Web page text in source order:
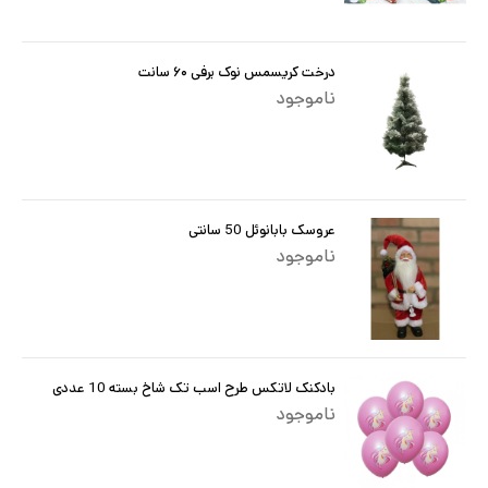
درخت کریسمس نوک برفی ۶۰ سانت
ناموجود
عروسک بابانوئل 50 سانتی
ناموجود
بادکنک لاتکس طرح اسب تک شاخ بسته 10 عددی
ناموجود